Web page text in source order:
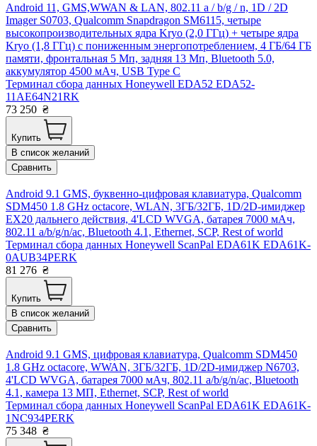
Android 11, GMS,WWAN & LAN, 802.11 a / b/g / n, 1D / 2D
Imager S0703, Qualcomm Snapdragon SM6115, четыре
высокопроизводительных ядра Kryo (2,0 ГГц) + четыре ядра
Kryo (1,8 ГГц) с пониженным энергопотреблением, 4 ГБ/64 ГБ
памяти, фронтальная 5 Мп, задняя 13 Мп, Bluetooth 5.0,
аккумулятор 4500 мАч, USB Type C
Терминал сбора данных Honeywell EDA52 EDA52-
11AE64N21RK
73 250 ₴
Купить
В список желаний
Сравнить
Android 9.1 GMS, буквенно-цифровая клавиатура, Qualcomm
SDM450 1.8 GHz octacore, WLAN, 3ГБ/32ГБ, 1D/2D-имиджер
EX20 дальнего действия, 4'LCD WVGA, батарея 7000 мАч,
802.11 a/b/g/n/ac, Bluetooth 4.1, Ethernet, SCP, Rest of world
Терминал сбора данных Honeywell ScanPal EDA61K EDA61K-
0AUB34PERK
81 276 ₴
Купить
В список желаний
Сравнить
Android 9.1 GMS, цифровая клавиатура, Qualcomm SDM450
1.8 GHz octacore, WWAN, 3ГБ/32ГБ, 1D/2D-имиджер N6703,
4'LCD WVGA, батарея 7000 мАч, 802.11 a/b/g/n/ac, Bluetooth
4.1, камера 13 МП, Ethernet, SCP, Rest of world
Терминал сбора данных Honeywell ScanPal EDA61K EDA61K-
1NC934PERK
75 348 ₴